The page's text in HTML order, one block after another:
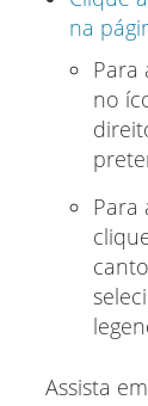
na
Para
no
Para
Assista